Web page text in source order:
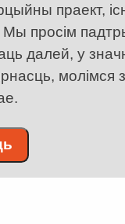
праект,
Мы просім
далей, у
молімся